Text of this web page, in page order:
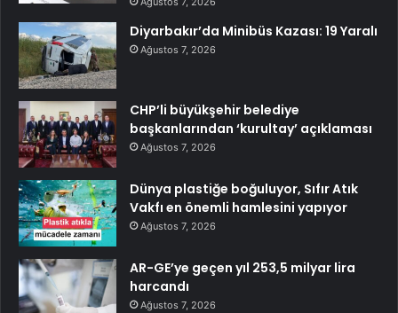
Diyarbakır’da Minibüs Kazası: 19 Yaralı
Ağustos 7, 2026
CHP’li büyükşehir belediye
başkanlarından ‘kurultay’ açıklaması
Ağustos 7, 2026
Dünya plastiğe boğuluyor, Sıfır Atık
Vakfı en önemli hamlesini yapıyor
Ağustos 7, 2026
AR-GE’ye geçen yıl 253,5 milyar lira
harcandı
Ağustos 7, 2026